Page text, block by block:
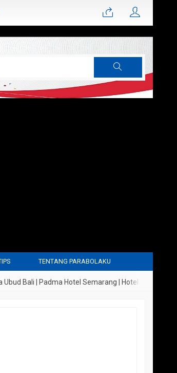
TENTANG PARABOLAKU
| Padma Hotel Semarang | Hotel Indigo